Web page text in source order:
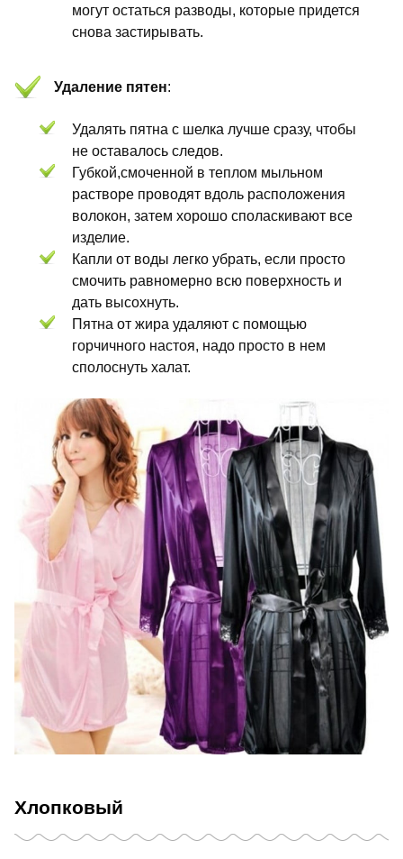
могут остаться разводы, которые придется
снова застирывать.
Удаление пятен:
Удалять пятна с шелка лучше сразу, чтобы
не оставалось следов.
Губкой,смоченной в теплом мыльном
растворе проводят вдоль расположения
волокон, затем хорошо споласкивают все
изделие.
Капли от воды легко убрать, если просто
смочить равномерно всю поверхность и
дать высохнуть.
Пятна от жира удаляют с помощью
горчичного настоя, надо просто в нем
сполоснуть халат.
Хлопковый